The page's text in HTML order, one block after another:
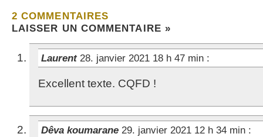
2 COMMENTAIRES
LAISSER UN COMMENTAIRE »
Laurent 28. janvier 2021 18 h 47 min :
Excellent texte. CQFD !
Dêva koumarane 29. janvier 2021 12 h 34 min :